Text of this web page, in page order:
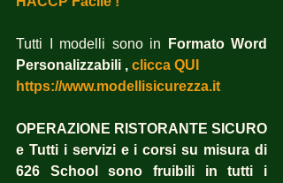
Tutti I modelli sono in
Formato Word
Personalizzabili , clicca QUI
https://www.modellisicurezza.it
OPERAZIONE RISTORANTE SICURO
e Tutti i servizi e i corsi su misura di
626 School sono fruibili in tutti i